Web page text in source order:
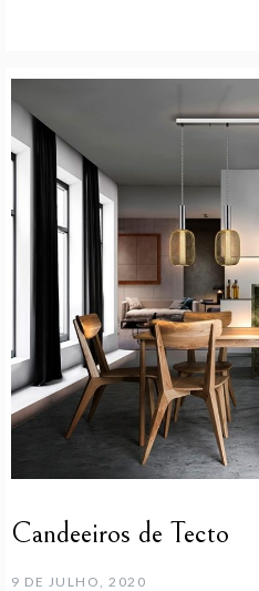
Candeeiros de Tecto
9 DE JULHO, 2020